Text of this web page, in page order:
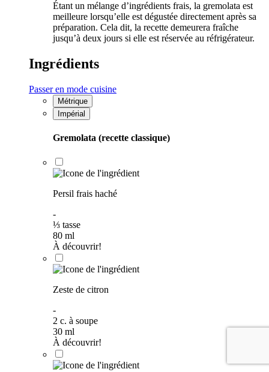
Étant un mélange d’ingrédients frais, la gremolata est
meilleure lorsqu’elle est dégustée directement après sa
préparation. Cela dit, la recette demeurera fraîche
jusqu’à deux jours si elle est réservée au réfrigérateur.
Ingrédients
Passer en mode cuisine
Métrique
Impérial
Gremolata (recette classique)
Persil frais haché
-
⅓ tasse
80 ml
À découvrir!
Zeste de citron
-
2 c. à soupe
30 ml
À découvrir!